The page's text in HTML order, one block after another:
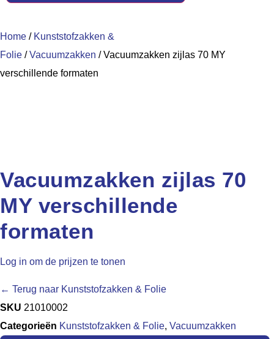
Home / Kunststofzakken &
Folie /Vacuumzakken / Vacuumzakken zijlas 70 MY
verschillende formaten
Vacuumzakken zijlas 70
MY verschillende
formaten
Log in om de prijzen te tonen
← Terug naar Kunststofzakken & Folie
SKU 21010002
Categorieën Kunststofzakken & Folie, Vacuumzakken